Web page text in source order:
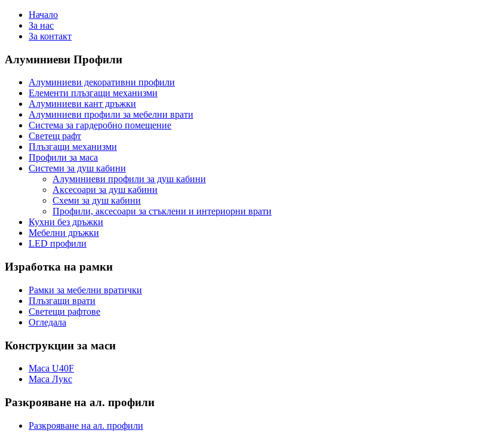
Начало
За нас
За контакт
Алуминиеви Профили
Алуминиеви декоративни профили
Елементи плъзгащи механизми
Алуминиеви кант дръжки
Алуминиеви профили за мебелни врати
Система за гардеробно помещение
Светещ рафт
Плъзгащи механизми
Профили за маса
Системи за душ кабини
Алуминиеви профили за душ кабини
Аксесоари за душ кабини
Схеми за душ кабини
Профили, аксесоари за стъклени и интериорни врати
Кухни без дръжки
Мебелни дръжки
LED профили
Изработка на рамки
Рамки за мебелни вратички
Плъзгащи врати
Светещи рафтове
Огледала
Конструкции за маси
Маса U40F
Маса Лукс
Разкрояване на ал. профили
Разкрояване на ал. профили